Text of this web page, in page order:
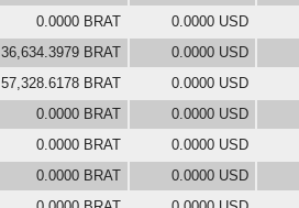
0.0000 BRAT 0.0000 USD
36,634.3979 BRAT 0.0000 USD
57,328.6178 BRAT 0.0000 USD
0.0000 BRAT 0.0000 USD
0.0000 BRAT 0.0000 USD
0.0000 BRAT 0.0000 USD